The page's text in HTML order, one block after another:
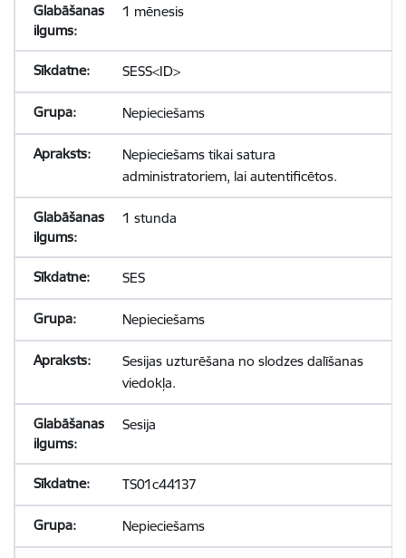
1 mēnesis
SESS<ID>
Nepieciešams
Nepieciešams tikai satura
administratoriem, lai autentificētos.
1 stunda
SES
Nepieciešams
Sesijas uzturēšana no slodzes dalīšanas
viedokļa.
Sesija
TS01c44137
Nepieciešams